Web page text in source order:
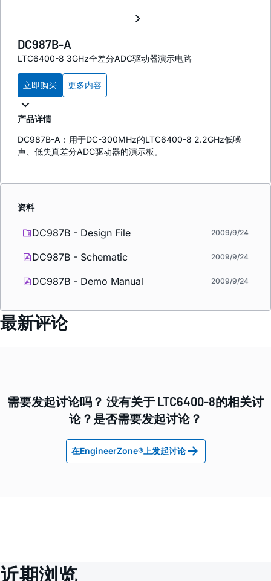
DC987B-A
LTC6400-8 3GHz全差分ADC驱动器演示电路
立即购买 更多内容
产品详情
DC987B-A：用于DC-300MHz的LTC6400-8 2.2GHz低噪
声、低失真差分ADC驱动器的演示板。
资料
DC987B - Design File 2009/9/24
DC987B - Schematic 2009/9/24
DC987B - Demo Manual 2009/9/24
最新评论
需要发起讨论吗？ 没有关于 LTC6400-8的相关讨
论？是否需要发起讨论？
在EngineerZone®上发起讨论
近期浏览